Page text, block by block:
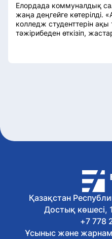
Елордада коммуналдық
жаңа деңгейге
колледж студенттерін ақы
тәжірибеден өткізіп,
Қазақстан
Достық көшесі,
+7 778
Ұсыныс және